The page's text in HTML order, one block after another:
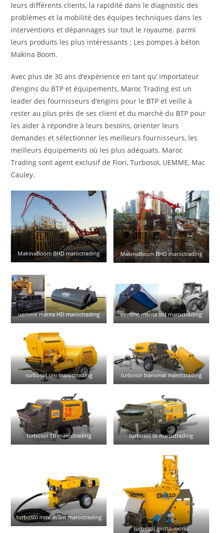
leurs différents clients, la rapidité dans le diagnostic des
problèmes et la mobilité des équipes techniques dans les
interventions et dépannages sur tout le royaume. parmi
leurs produits les plus intéressants : Les pompes à béton
Makina Boom.
Avec plus de 30 ans d’expérience en tant qu’ importateur
d’engins du BTP et équipements, Maroc Trading est un
leader des fournisseurs d’engins pour le BTP et veille à
rester au plus près de ses client et du marché du BTP pour
les aider à répondre à leurs besoins, orienter leurs
demandes et sélectionner les meilleurs fournisseurs, les
meilleurs équipements où les plus adéquats. Maroc
Trading sont agent exclusif de Fiori, Turbosol, UEMME, Mac
Cauley.
MakinaBoom BHD maroctrading MakinaBoom BHD maroctrading
uemme manta HD maroctrading uemme manta std maroctrading
turbosol uni maroctrading turbosol transmat maroctrading
turbosol TB maroctrading turbosol tb maroctrading
turbosol mini avant maroctrading
turbosol giotto mono